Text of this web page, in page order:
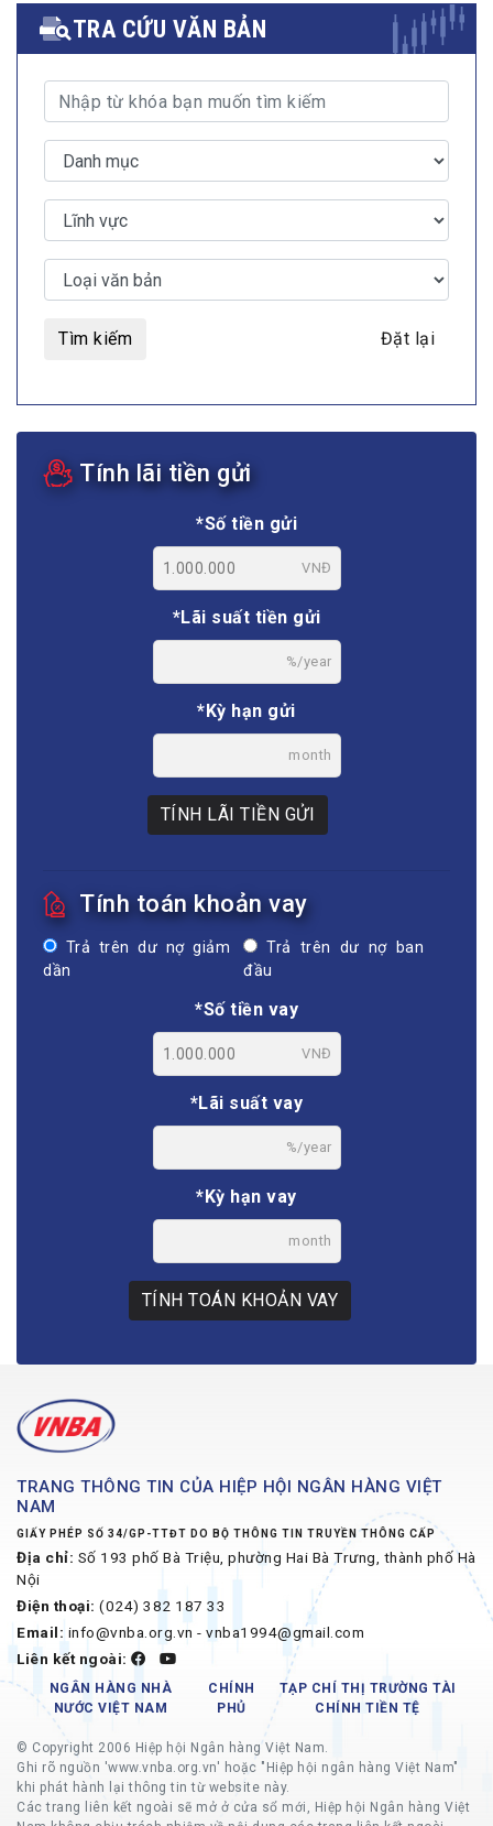
TRA CỨU VĂN BẢN
Tìm kiếm Đặt lại
Tính lãi tiền gửi
*Số tiền gửi
VNĐ
*Lãi suất tiền gửi
%/year
*Kỳ hạn gửi
month
TÍNH LÃI TIỀN GỬI
Tính toán khoản vay
Trả trên dư nợ giảm
dần
Trả trên dư nợ ban
đầu
*Số tiền vay
VNĐ
*Lãi suất vay
%/year
*Kỳ hạn vay
month
TÍNH TOÁN KHOẢN VAY
TRANG THÔNG TIN CỦA HIỆP HỘI NGÂN HÀNG VIỆT
NAM
GIẤY PHÉP SỐ 34/GP-TTĐT DO BỘ THÔNG TIN TRUYỀN THÔNG CẤP
Địa chỉ: Số 193 phố Bà Triệu, phường Hai Bà Trưng, thành phố Hà
Nội
Điện thoại: (024) 382 187 33
Email: info@vnba.org.vn - vnba1994@gmail.com
Liên kết ngoài:
NGÂN HÀNG NHÀ
NƯỚC VIỆT NAM
CHÍNH
PHỦ
TẠP CHÍ THỊ TRƯỜNG TÀI
CHÍNH TIỀN TỆ
© Copyright 2006 Hiệp hội Ngân hàng Việt Nam.
Ghi rõ nguồn 'www.vnba.org.vn' hoặc "Hiệp hội ngân hàng Việt Nam"
khi phát hành lại thông tin từ website này.
Các trang liên kết ngoài sẽ mở ở cửa sổ mới, Hiệp hội Ngân hàng Việt